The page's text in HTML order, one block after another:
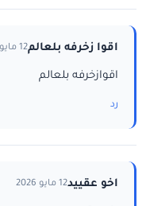
اقوا زخرفه بلعالم12 مايو 2026
اقوازخرفه بلعالم
رد
اخو عقييد12 مايو 2026